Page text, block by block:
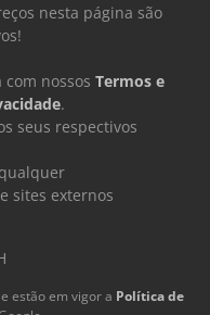
nesta página são
nossos Termos e
.
seus respectivos
sites externos
estão em vigor a Política de